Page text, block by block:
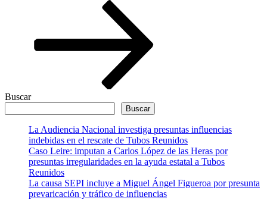
Buscar
Buscar
La Audiencia Nacional investiga presuntas influencias
indebidas en el rescate de Tubos Reunidos
Caso Leire: imputan a Carlos López de las Heras por
presuntas irregularidades en la ayuda estatal a Tubos
Reunidos
La causa SEPI incluye a Miguel Ángel Figueroa por presunta
prevaricación y tráfico de influencias